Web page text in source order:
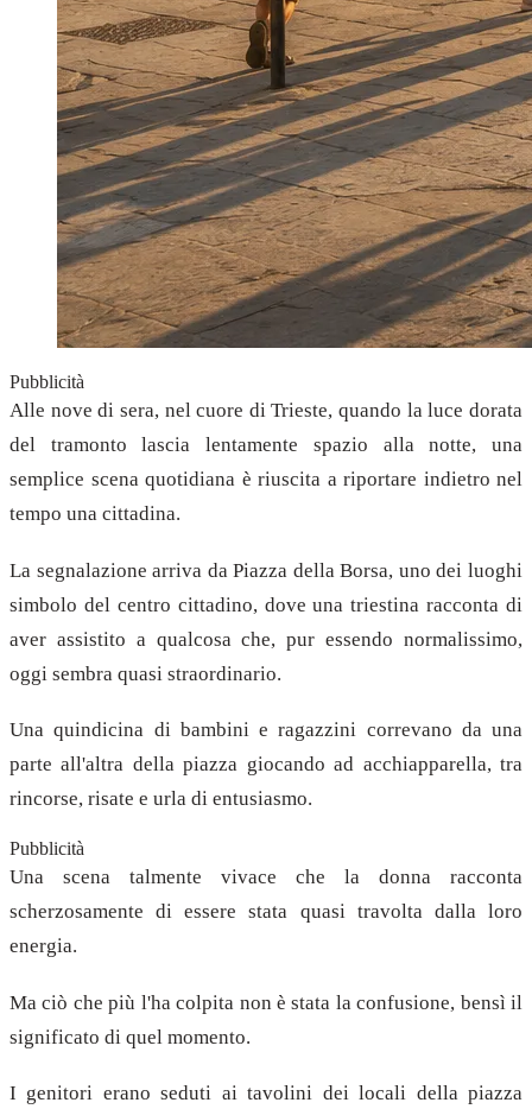
Pubblicità
Alle nove di sera, nel cuore di Trieste, quando la luce dorata
del tramonto lascia lentamente spazio alla notte, una
semplice scena quotidiana è riuscita a riportare indietro nel
tempo una cittadina.
La segnalazione arriva da Piazza della Borsa, uno dei luoghi
simbolo del centro cittadino, dove una triestina racconta di
aver assistito a qualcosa che, pur essendo normalissimo,
oggi sembra quasi straordinario.
Una quindicina di bambini e ragazzini correvano da una
parte all'altra della piazza giocando ad acchiapparella, tra
rincorse, risate e urla di entusiasmo.
Pubblicità
Una scena talmente vivace che la donna racconta
scherzosamente di essere stata quasi travolta dalla loro
energia.
Ma ciò che più l'ha colpita non è stata la confusione, bensì il
significato di quel momento.
I genitori erano seduti ai tavolini dei locali della piazza